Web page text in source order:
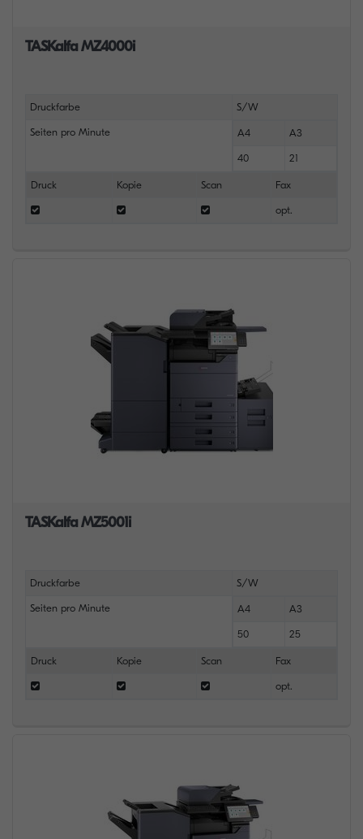
TASKalfa MZ4000i
Druckfarbe S/W
Seiten pro Minute A4 A3
40 21
Druck Kopie Scan Fax
opt.
TASKalfa MZ5001i
Druckfarbe S/W
Seiten pro Minute A4 A3
50 25
Druck Kopie Scan Fax
opt.